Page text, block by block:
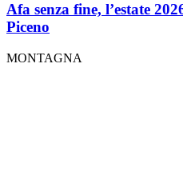
Afa senza fine, l’estate
Piceno
MONTAGNA